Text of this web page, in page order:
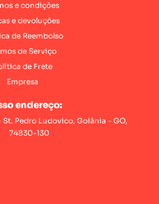
e condições
e devoluções
de Reembolso
de Serviço
de Frete
Empresa
endereço:
St. Pedro Ludovico, Goiânia - GO,
74830-130